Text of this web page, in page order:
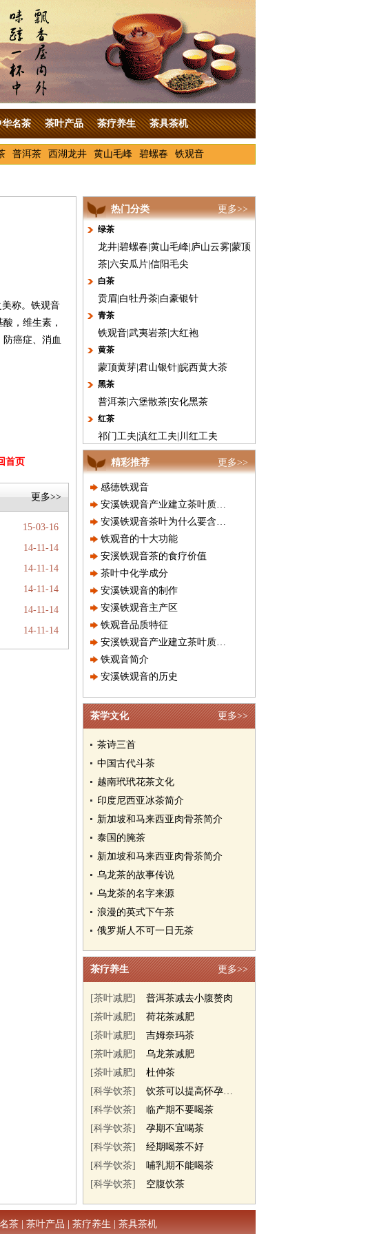
华名茶 茶叶产品 茶疗养生 茶具茶机
普洱茶 西湖龙井 黄山毛峰 碧螺春 铁观音
称。铁观音
，维生素，
癌症、消血
首页
更多>>
15-03-16
14-11-14
14-11-14
14-11-14
14-11-14
14-11-14
更多>>
热门分类
绿茶
龙井 碧螺春 黄山毛峰 庐山云雾 蒙顶
茶 六安瓜片 信阳毛尖
白茶
贡眉 白牡丹茶 白豪银针
青茶
铁观音 武夷岩茶 大红袍
黄茶
蒙顶黄芽 君山银针 皖西黄大茶
黑茶
普洱茶 六堡散茶 安化黑茶
红茶
祁门工夫 滇红工夫 川红工夫
更多>>
精彩推荐
感德铁观音
安溪铁观音产业建立茶叶质量的可
安溪铁观音茶叶为什么要含一部分
铁观音的十大功能
安溪铁观音茶的食疗价值
茶叶中化学成分
安溪铁观音的制作
安溪铁观音主产区
铁观音品质特征
安溪铁观音产业建立茶叶质量可追
铁观音简介
安溪铁观音的历史
更多>>
茶学文化
茶诗三首
中国古代斗茶
越南玳玳花茶文化
印度尼西亚冰茶简介
新加坡和马来西亚肉骨茶简介
泰国的腌茶
新加坡和马来西亚肉骨茶简介
乌龙茶的故事传说
乌龙茶的名字来源
浪漫的英式下午茶
俄罗斯人不可一日无茶
更多>>
茶疗养生
[茶叶减肥]
普洱茶减去小腹赘肉
[茶叶减肥]
荷花茶减肥
[茶叶减肥]
吉姆奈玛茶
[茶叶减肥]
乌龙茶减肥
[茶叶减肥]
杜仲茶
[科学饮茶]
饮茶可以提高怀孕几率
[科学饮茶]
临产期不要喝茶
[科学饮茶]
孕期不宜喝茶
[科学饮茶]
经期喝茶不好
[科学饮茶]
哺乳期不能喝茶
[科学饮茶]
空腹饮茶
茶 茶叶产品 茶疗养生 茶具茶机